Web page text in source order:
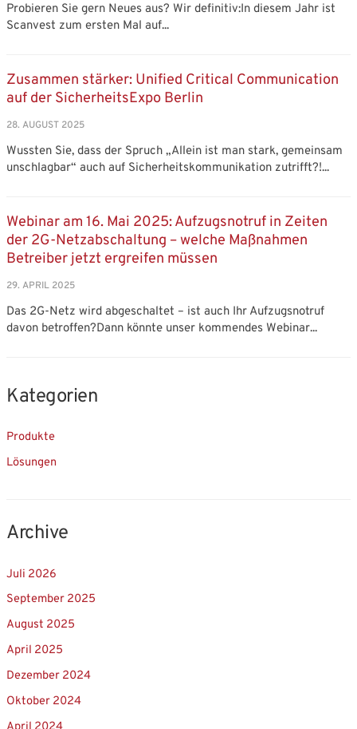
Probieren Sie gern Neues aus? Wir definitiv:In diesem Jahr ist
Scanvest zum ersten Mal auf...
Zusammen stärker: Unified Critical Communication
auf der SicherheitsExpo Berlin
28. AUGUST 2025
Wussten Sie, dass der Spruch „Allein ist man stark, gemeinsam
unschlagbar“ auch auf Sicherheitskommunikation zutrifft?!...
Webinar am 16. Mai 2025: Aufzugsnotruf in Zeiten
der 2G-Netzabschaltung – welche Maßnahmen
Betreiber jetzt ergreifen müssen
29. APRIL 2025
Das 2G-Netz wird abgeschaltet – ist auch Ihr Aufzugsnotruf
davon betroffen?Dann könnte unser kommendes Webinar...
Kategorien
Produkte
Lösungen
Archive
Juli 2026
September 2025
August 2025
April 2025
Dezember 2024
Oktober 2024